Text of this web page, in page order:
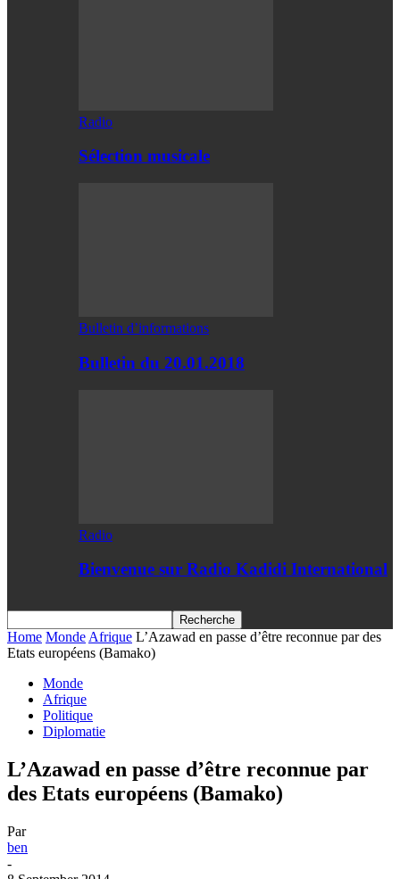
Radio
Sélection musicale
Bulletin d’informations
Bulletin du 20.01.2018
Radio
Bienvenue sur Radio Kadidi International
Home Monde Afrique L’Azawad en passe d’être reconnue par des
Etats européens (Bamako)
Monde
Afrique
Politique
Diplomatie
L’Azawad en passe d’être reconnue par
des Etats européens (Bamako)
Par
ben
-